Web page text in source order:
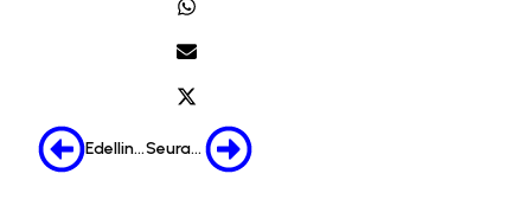
Edellinen Seuraava